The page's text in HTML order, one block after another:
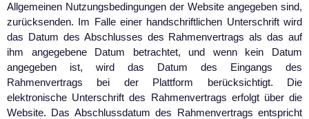
Allgemeinen Nutzungsbedingungen der Website angegeben sind,
zurücksenden. Im Falle einer handschriftlichen Unterschrift wird
das Datum des Abschlusses des Rahmenvertrags als das auf
ihm angegebene Datum betrachtet, und wenn kein Datum
angegeben ist, wird das Datum des Eingangs des
Rahmenvertrags bei der Plattform berücksichtigt. Die
elektronische Unterschrift des Rahmenvertrags erfolgt über die
Website. Das Abschlussdatum des Rahmenvertrags entspricht